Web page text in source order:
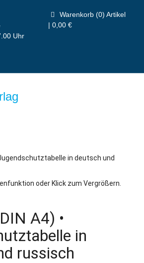
Uhr
Warenkorb (0) Artikel
| 0,00 €
oder Klick zum Vergrößern.
A4) •
in
russisch